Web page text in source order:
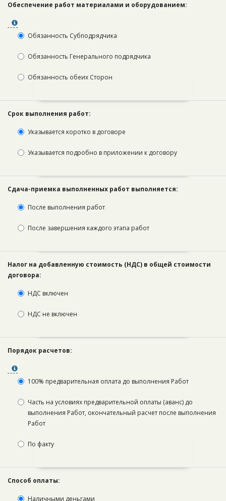
Обеспечение работ материалами и оборудованием: ­ ­
Обязанность Субподрядчика
Обязанность Генерального подрядчика
Обязанность обеих Сторон
Срок выполнения работ:
Указывается коротко в договоре
Указывается подробно в приложении к договору
Сдача-приемка выполненных работ выполняется:
После выполнения работ
После завершения каждого этапа работ
Налог на добавленную стоимость (НДС) в общей стоимости
договора: ­ ­
НДС включен
НДС не включен
Порядок расчетов:
100% предварительная оплата до выполнения Работ
Часть на условиях предварительной оплаты (аванс) до
выполнения Работ, окончательный расчет после выполнения
Работ
По факту
Способ оплаты:
Наличными деньгами